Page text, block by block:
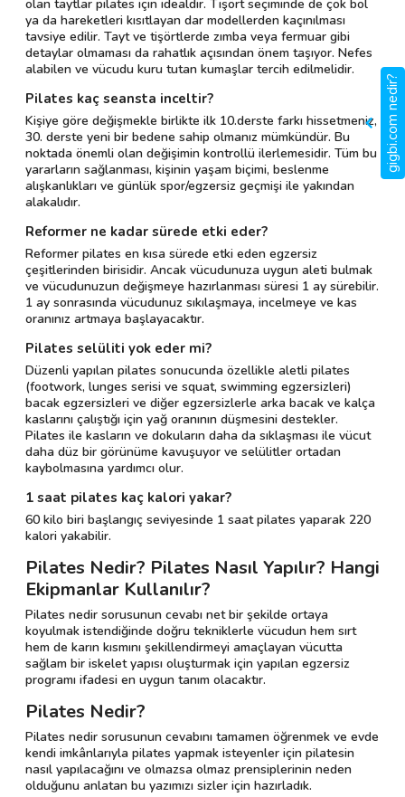
olan taytlar pilates için idealdir. Tişört seçiminde de çok bol
ya da hareketleri kısıtlayan dar modellerden kaçınılması
tavsiye edilir. Tayt ve tişörtlerde zımba veya fermuar gibi
detaylar olmaması da rahatlık açısından önem taşıyor. Nefes
alabilen ve vücudu kuru tutan kumaşlar tercih edilmelidir.
Pilates kaç seansta inceltir?
Kişiye göre değişmekle birlikte ilk 10.derste farkı hissetmeniz,
30. derste yeni bir bedene sahip olmanız mümkündür. Bu
noktada önemli olan değişimin kontrollü ilerlemesidir. Tüm bu
yararların sağlanması, kişinin yaşam biçimi, beslenme
alışkanlıkları ve günlük spor/egzersiz geçmişi ile yakından
alakalıdır.
Reformer ne kadar sürede etki eder?
Reformer pilates en kısa sürede etki eden egzersiz
çeşitlerinden birisidir. Ancak vücudunuza uygun aleti bulmak
ve vücudunuzun değişmeye hazırlanması süresi 1 ay sürebilir.
1 ay sonrasında vücudunuz sıkılaşmaya, incelmeye ve kas
oranınız artmaya başlayacaktır.
Pilates selüliti yok eder mi?
Düzenli yapılan pilates sonucunda özellikle aletli pilates
(footwork, lunges serisi ve squat, swimming egzersizleri)
bacak egzersizleri ve diğer egzersizlerle arka bacak ve kalça
kaslarını çalıştığı için yağ oranının düşmesini destekler.
Pilates ile kasların ve dokuların daha da sıklaşması ile vücut
daha düz bir görünüme kavuşuyor ve selülitler ortadan
kaybolmasına yardımcı olur.
1 saat pilates kaç kalori yakar?
60 kilo biri başlangıç seviyesinde 1 saat pilates yaparak 220
kalori yakabilir.
Pilates Nedir? Pilates Nasıl Yapılır? Hangi
Ekipmanlar Kullanılır?
Pilates nedir sorusunun cevabı net bir şekilde ortaya
koyulmak istendiğinde doğru tekniklerle vücudun hem sırt
hem de karın kısmını şekillendirmeyi amaçlayan vücutta
sağlam bir iskelet yapısı oluşturmak için yapılan egzersiz
programı ifadesi en uygun tanım olacaktır.
Pilates Nedir?
Pilates nedir sorusunun cevabını tamamen öğrenmek ve evde
kendi imkânlarıyla pilates yapmak isteyenler için pilatesin
nasıl yapılacağını ve olmazsa olmaz prensiplerinin neden
olduğunu anlatan bu yazımızı sizler için hazırladık.
gigbi.com nedir?